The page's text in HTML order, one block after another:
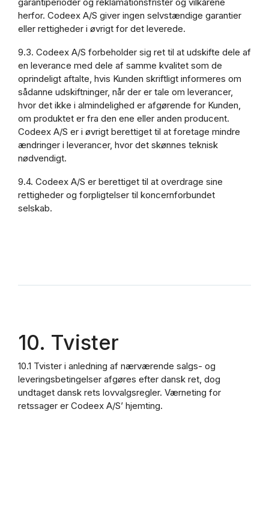
herfor. Codeex A/S giver ingen selvstændige garantier
eller rettigheder i øvrigt for det leverede.
9.3. Codeex A/S forbeholder sig ret til at udskifte dele af
en leverance med dele af samme kvalitet som de
oprindeligt aftalte, hvis Kunden skriftligt informeres om
sådanne udskiftninger, når der er tale om leverancer,
hvor det ikke i almindelighed er afgørende for Kunden,
om produktet er fra den ene eller anden producent.
Codeex A/S er i øvrigt berettiget til at foretage mindre
ændringer i leverancer, hvor det skønnes teknisk
nødvendigt.
9.4. Codeex A/S er berettiget til at overdrage sine
rettigheder og forpligtelser til koncernforbundet
selskab.
10. Tvister
10.1 Tvister i anledning af nærværende salgs- og
leveringsbetingelser afgøres efter dansk ret, dog
undtaget dansk rets lovvalgsregler. Værneting for
retssager er Codeex A/S’ hjemting.